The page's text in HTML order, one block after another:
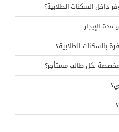
داخل السكنات الطلابية؟
مدة الإيجار
بالسكنات الطلابية؟
لكل طالب مستأجر؟